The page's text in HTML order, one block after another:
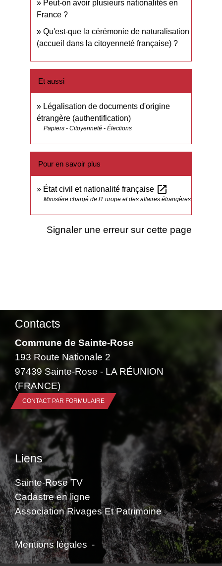
Peut-on avoir plusieurs nationalités en
France ?
Qu'est-que la cérémonie de naturalisation
(accueil dans la citoyenneté française) ?
Et aussi
Légalisation de documents d'origine
étrangère (authentification)
Papiers - Citoyenneté - Élections
Pour en savoir plus
État civil et nationalité française open_in_new
Ministère chargé de l'Europe et des affaires étrangères
Signaler une erreur sur cette page
Contacts
Commune de Sainte-Rose
193 Route Nationale 2
97439 Sainte-Rose - LA RÉUNION
(FRANCE)
CONTACT PAR FORMULAIRE
Liens
Sainte-Rose TV
Cadastre en ligne
Association Rivages Et Patrimoine
Mentions légales -